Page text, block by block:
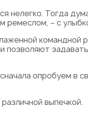
нелегко. Тогда
ремеслом, – с
командной
позволяют
опробуем в
выпечкой.